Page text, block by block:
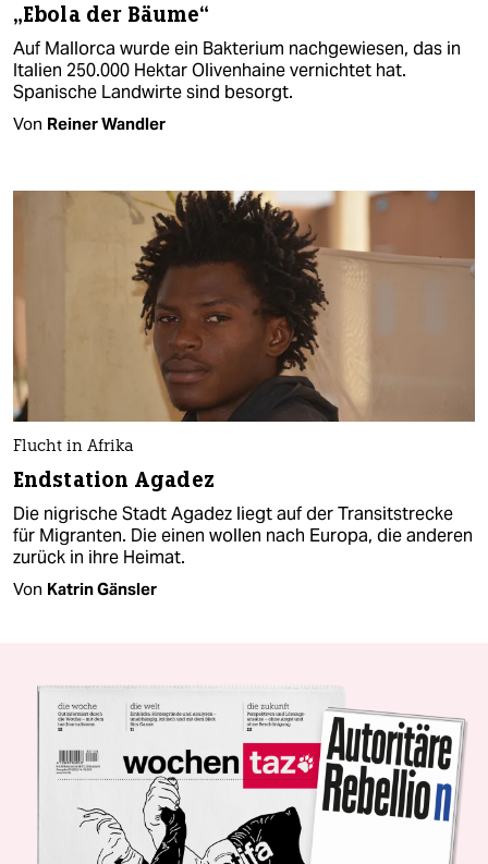
„Ebola der Bäume“
Auf Mallorca wurde ein Bakterium nachgewiesen, das in
Italien 250.000 Hektar Olivenhaine vernichtet hat.
Spanische Landwirte sind besorgt.
Von Reiner Wandler
Flucht in Afrika
Endstation Agadez
Die nigrische Stadt Agadez liegt auf der Transitstrecke
für Migranten. Die einen wollen nach Europa, die anderen
zurück in ihre Heimat.
Von Katrin Gänsler